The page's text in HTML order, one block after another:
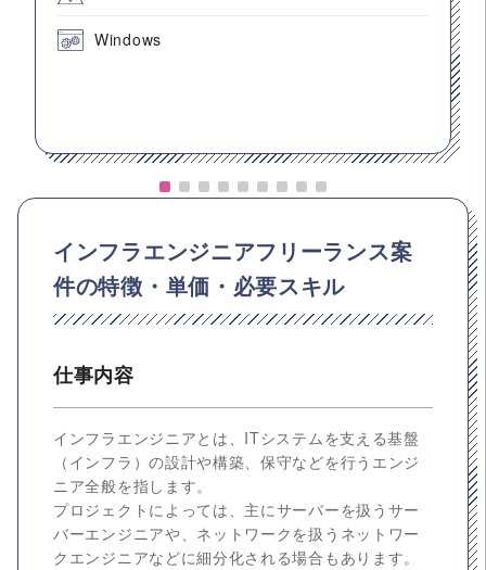
Windows
インフラエンジニアフリーランス案
件の特徴・単価・必要スキル
仕事内容
インフラエンジニアとは、ITシステムを支える基盤
（インフラ）の設計や構築、保守などを行うエンジ
ニア全般を指します。
プロジェクトによっては、主にサーバーを扱うサー
バーエンジニアや、ネットワークを扱うネットワー
クエンジニアなどに細分化される場合もあります。